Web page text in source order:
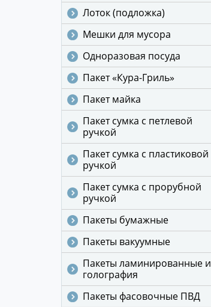
Лоток (подложка)
Мешки для мусора
Одноразовая посуда
Пакет «Кура-Гриль»
Пакет майка
Пакет сумка с петлевой
ручкой
Пакет сумка с пластиковой
ручкой
Пакет сумка с прорубной
ручкой
Пакеты бумажные
Пакеты вакуумные
Пакеты ламинированные и
голография
Пакеты фасовочные ПВД